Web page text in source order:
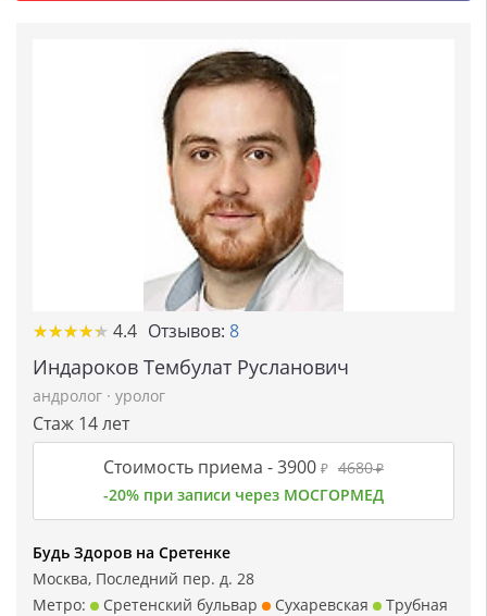
★★★★★
★★★★★ 4.4 Отзывов: 8
Индароков Тембулат Русланович
андролог · уролог
Стаж 14 лет
Стоимость приема -3900 ₽ 4680₽
-20% при записи через МОСГОРМЕД
Будь Здоров на Сретенке
Москва, Последний пер. д. 28
Метро:
Сретенский бульвар Сухаревская
Трубная